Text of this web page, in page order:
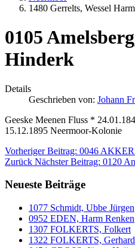
1480 Gerrelts, Wessel
0105
Hinderk
Details
Geschrieben von: Johann
Geeske Meenen Fluss *
15.12.1895 Neermoor-Kolonie
Vorheriger Beitrag: 0046
Zurück Nächster Beitrag: 0120
Neueste Beiträge
1077 Schmidt, Ubbe Jürgen
0952 EDEN, Harm Renken
1307 FOLKERTS, Folkert
1322 FOLKERTS,